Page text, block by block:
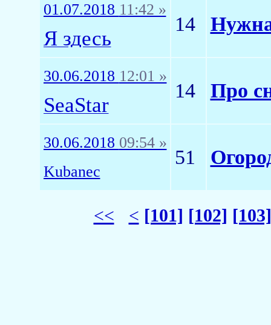
01.07.2018 11:42 »
Я здесь
14
30.06.2018 12:01 »
SeaStar
14 Про
30.06.2018 09:54 »
Kubanec
51
<< < [101] [102] [103]